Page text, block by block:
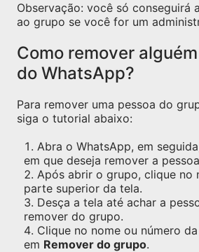
Observação: você só conseguirá
ao grupo se você for um
Como remover
do WhatsApp?
Para remover uma pessoa do
siga o tutorial abaixo:
Abra o WhatsApp, em
em que deseja remover a
Após abrir o grupo, clique no
parte superior da tela.
Desça a tela até achar a
remover do grupo.
Clique no nome ou número
em Remover do grupo.